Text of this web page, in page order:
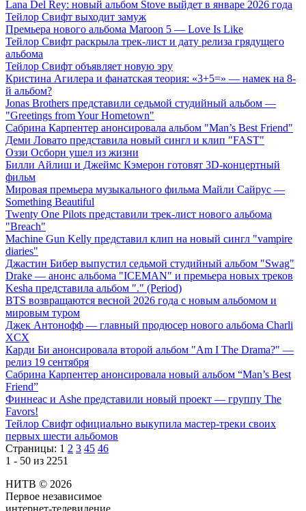
Lana Del Rey: новый альбом Stove выйдет в январе 2026 года
Тейлор Свифт выходит замуж
Премьера нового альбома Maroon 5 — Love Is Like
Тейлор Свифт раскрыла трек-лист и дату релиза грядущего
альбома
Тейлор Свифт объявляет новую эру
Кристина Агилера и фанатская теория: «3+5=» — намек на 8-
й альбом?
Jonas Brothers представили седьмой студийный альбом —
"Greetings from Your Hometown"
Сабрина Карпентер анонсировала альбом "Man’s Best Friend"
Деми Ловато представила новый сингл и клип "FAST"
Оззи Осборн ушел из жизни
Билли Айлиш и Джеймс Кэмерон готовят 3D-концертный
фильм
Мировая премьера музыкального фильма Майли Сайрус —
Something Beautiful
Twenty One Pilots представили трек-лист нового альбома
"Breach"
Machine Gun Kelly представил клип на новый сингл "vampire
diaries"
Джастин Бибер выпустил седьмой студийный альбом "Swag"
Drake — анонс альбома "ICEMAN" и премьера новых треков
Kesha представила альбом "." (Period)
BTS возвращаются весной 2026 года с новым альбомом и
мировым туром
Джек Антонофф — главный продюсер нового альбома Charli
XCX
Карди Би анонсировала второй альбом "Am I The Drama?" —
релиз 19 сентября
Сабрина Карпентер анонсировала новый альбом “Man’s Best
Friend”
Финнеас и Ashe представили новый проект — группу The
Favors!
Тейлор Свифт официально выкупила мастер-треки своих
первых шести альбомов
Страницы: 1 2 3 45 46
1 - 50 из 2251
НИТВ © 2026
Первое независимое
интернет-телевидение